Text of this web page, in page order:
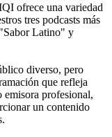
ofrece una variedad
tres podcasts más
Latino" y
diverso, pero
que refleja
emisora profesional,
un contenido